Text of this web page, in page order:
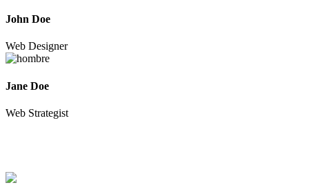
John Doe
Web Designer
Jane Doe
Web Strategist